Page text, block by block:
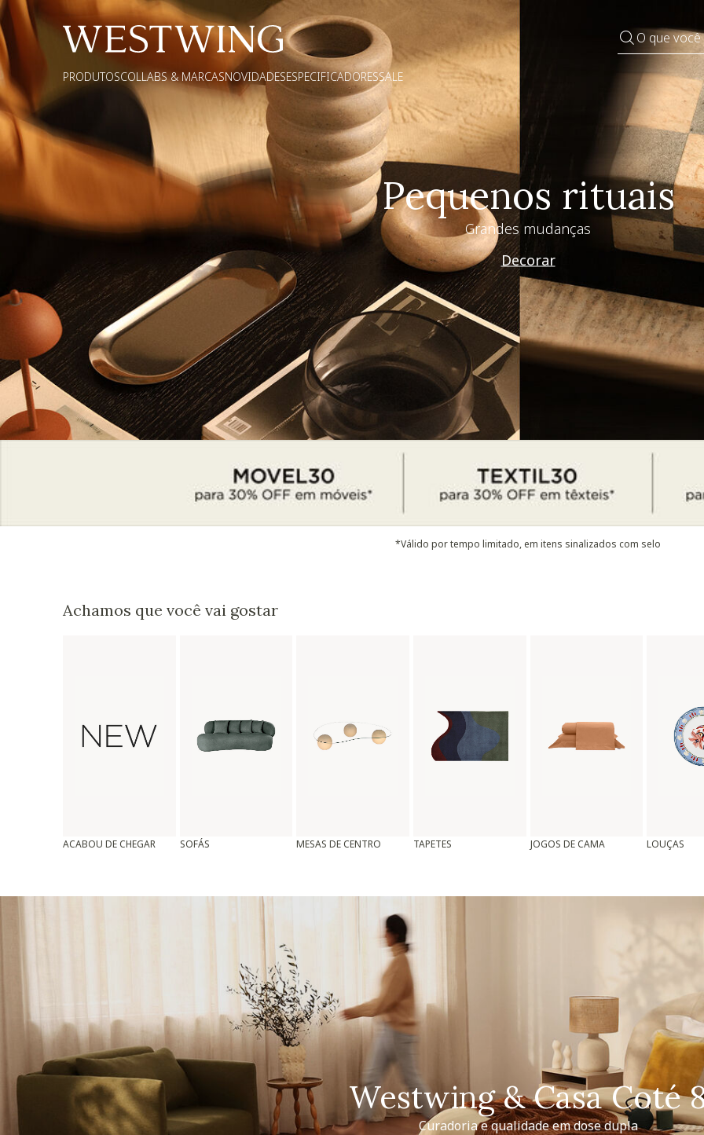
O que
PRODUTOSCOLLABS & MARCASNOVIDADESESPECIFICADORESSALE
Pequenos rituais
Grandes mudanças
Decorar
*Válido por tempo limitado, em itens sinalizados com selo
Achamos que você vai gostar
ACABOU DE CHEGAR SOFÁS MESAS DE CENTRO TAPETES JOGOS DE CAMA LOUÇAS
Westwing & Casa Coté
Curadoria e qualidade em dose dupla